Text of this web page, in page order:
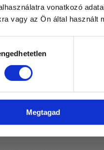
vonatkozó
vagy az Ön által használt
Megtagad
Anti LID Technology,
ALKALMAS
amelyeket nagy hó-
teljesítményi garancia2.